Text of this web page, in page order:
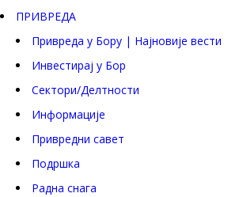
ПРИВРЕДА
Привреда у Бору | Најновије вести
Инвестирај у Бор
Сектори/Делтности
Информације
Привредни савет
Подршка
Радна снага